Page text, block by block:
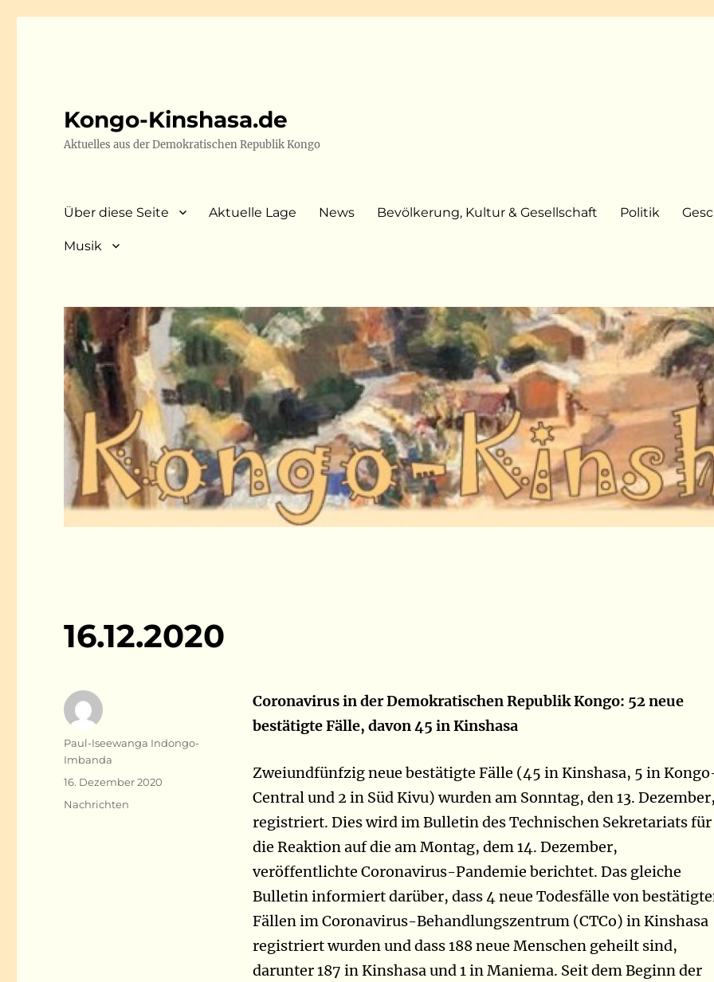
Kongo-Kinshasa.de
Aktuelles aus der Demokratischen Republik Kongo
Über diese Seite Aktuelle Lage News Bevölkerung, Kultur & Gesellschaft Politik
Musik
16.12.2020
Coronavirus in der Demokratischen Republik Kongo: 52 neue
bestätigte Fälle, davon 45 in Kinshasa
Zweiundfünfzig neue bestätigte Fälle (45 in Kinshasa, 5 in
Central und 2 in Süd Kivu) wurden am Sonntag, den 13. Dezember,
registriert. Dies wird im Bulletin des Technischen Sekretariats für
die Reaktion auf die am Montag, dem 14. Dezember,
veröffentlichte Coronavirus-Pandemie berichtet. Das gleiche
Bulletin informiert darüber, dass 4 neue Todesfälle von
Fällen im Coronavirus-Behandlungszentrum (CTCo) in Kinshasa
registriert wurden und dass 188 neue Menschen geheilt sind,
darunter 187 in Kinshasa und 1 in Maniema. Seit dem Beginn der
Autor
Paul-Iseewanga Indongo-
Imbanda
Veröffentlicht
16. Dezember 2020
Kategorien
Nachrichten